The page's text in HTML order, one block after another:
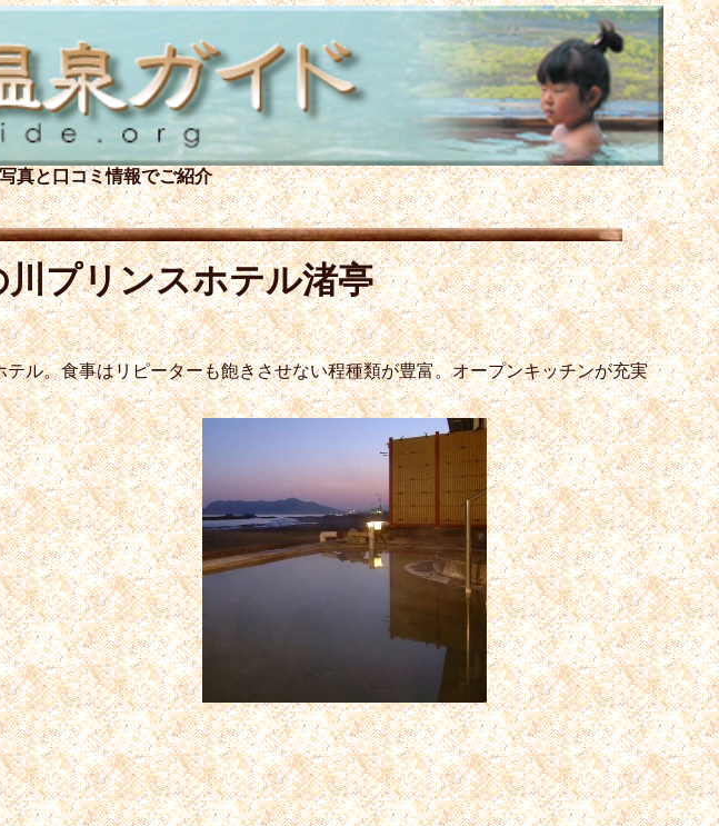
写真と口コミ情報でご紹介
プリンスホテル渚亭
ル。食事はリピーターも飽きさせない程種類が豊富。オープンキッチンが充実